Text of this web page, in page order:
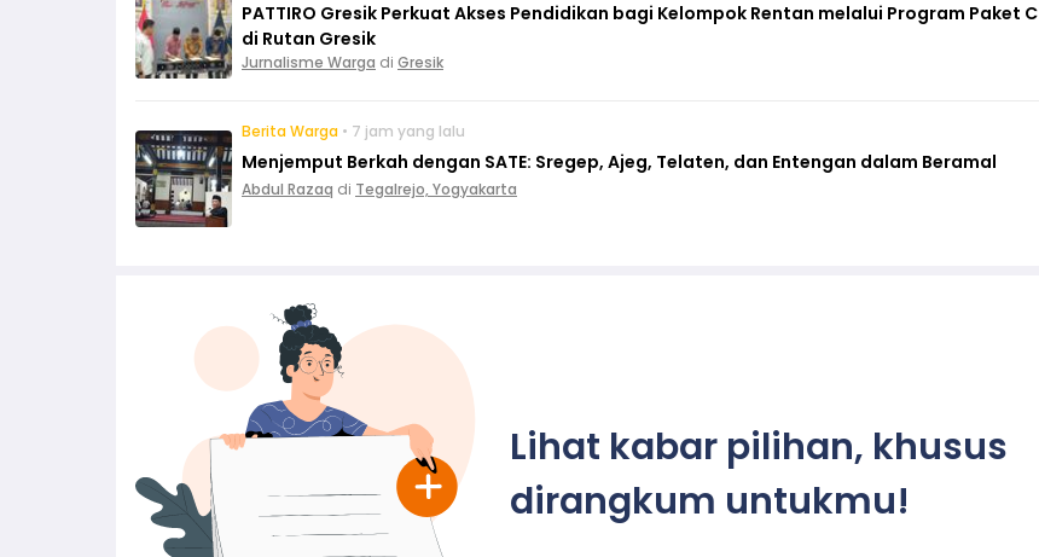
PATTIRO Gresik Perkuat Akses Pendidikan bagi Kelompok Rentan melalui Program Paket C
di Rutan Gresik
Jurnalisme Warga di Gresik
Berita Warga • 7 jam yang lalu
Menjemput Berkah dengan SATE: Sregep, Ajeg, Telaten, dan Entengan dalam Beramal
Abdul Razaq di Tegalrejo, Yogyakarta
Lihat kabar pilihan, khusus
dirangkum untukmu!